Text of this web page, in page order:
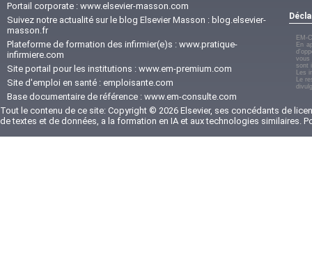
Portail corporate : www.elsevier-masson.com
Suivez notre actualité sur le blog Elsevier Masson : blog.elsevier-
masson.fr
Plateforme de formation des infirmier(e)s : www.pratique-
infirmiere.com
Site portail pour les institutions : www.em-premium.com
Site d'emploi en santé : emploisante.com
Base documentaire de référence : www.em-consulte.com
EM-
En
vous
sont
Les
Le
Tout le contenu de ce site: Copyright © 2026 Elsevier, ses concédants de
de textes et de données, a la formation en IA et aux technologies similaires.